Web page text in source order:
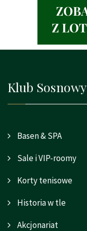
Klub Sosnowy
Basen & SPA
Sale i VIP-roomy
Korty tenisowe
Historia w tle
Akcjonariat